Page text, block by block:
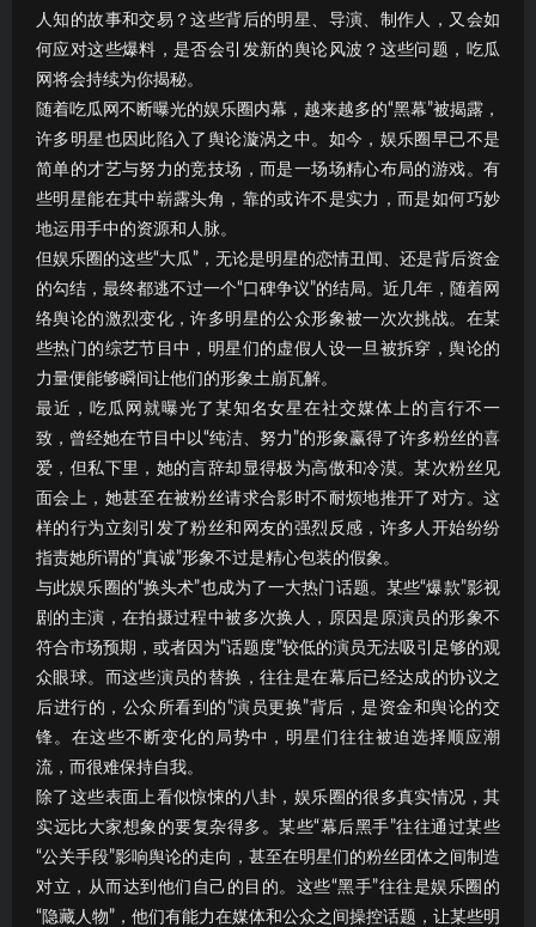
人知的故事和交易？这些背后的明星、导演、制作人，又会如
何应对这些爆料，是否会引发新的舆论风波？这些问题，吃瓜
网将会持续为你揭秘。
随着吃瓜网不断曝光的娱乐圈内幕，越来越多的“黑幕”被揭露，
许多明星也因此陷入了舆论漩涡之中。如今，娱乐圈早已不是
简单的才艺与努力的竞技场，而是一场场精心布局的游戏。有
些明星能在其中崭露头角，靠的或许不是实力，而是如何巧妙
地运用手中的资源和人脉。
但娱乐圈的这些“大瓜”，无论是明星的恋情丑闻、还是背后资金
的勾结，最终都逃不过一个“口碑争议”的结局。近几年，随着网
络舆论的激烈变化，许多明星的公众形象被一次次挑战。在某
些热门的综艺节目中，明星们的虚假人设一旦被拆穿，舆论的
力量便能够瞬间让他们的形象土崩瓦解。
最近，吃瓜网就曝光了某知名女星在社交媒体上的言行不一
致，曾经她在节目中以“纯洁、努力”的形象赢得了许多粉丝的喜
爱，但私下里，她的言辞却显得极为高傲和冷漠。某次粉丝见
面会上，她甚至在被粉丝请求合影时不耐烦地推开了对方。这
样的行为立刻引发了粉丝和网友的强烈反感，许多人开始纷纷
指责她所谓的“真诚”形象不过是精心包装的假象。
与此娱乐圈的“换头术”也成为了一大热门话题。某些“爆款”影视
剧的主演，在拍摄过程中被多次换人，原因是原演员的形象不
符合市场预期，或者因为“话题度”较低的演员无法吸引足够的观
众眼球。而这些演员的替换，往往是在幕后已经达成的协议之
后进行的，公众所看到的“演员更换”背后，是资金和舆论的交
锋。在这些不断变化的局势中，明星们往往被迫选择顺应潮
流，而很难保持自我。
除了这些表面上看似惊悚的八卦，娱乐圈的很多真实情况，其
实远比大家想象的要复杂得多。某些“幕后黑手”往往通过某些
“公关手段”影响舆论的走向，甚至在明星们的粉丝团体之间制造
对立，从而达到他们自己的目的。这些“黑手”往往是娱乐圈的
“隐藏人物”，他们有能力在媒体和公众之间操控话题，让某些明